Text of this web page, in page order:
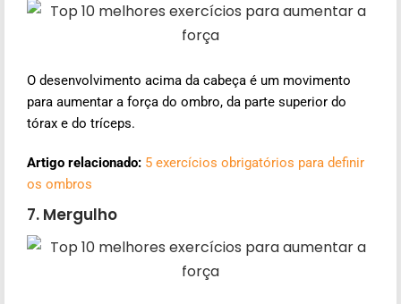
O desenvolvimento acima da cabeça é um movimento
para aumentar a força do ombro, da parte superior do
tórax e do tríceps.
Artigo relacionado: 5 exercícios obrigatórios para definir
os ombros
7. Mergulho